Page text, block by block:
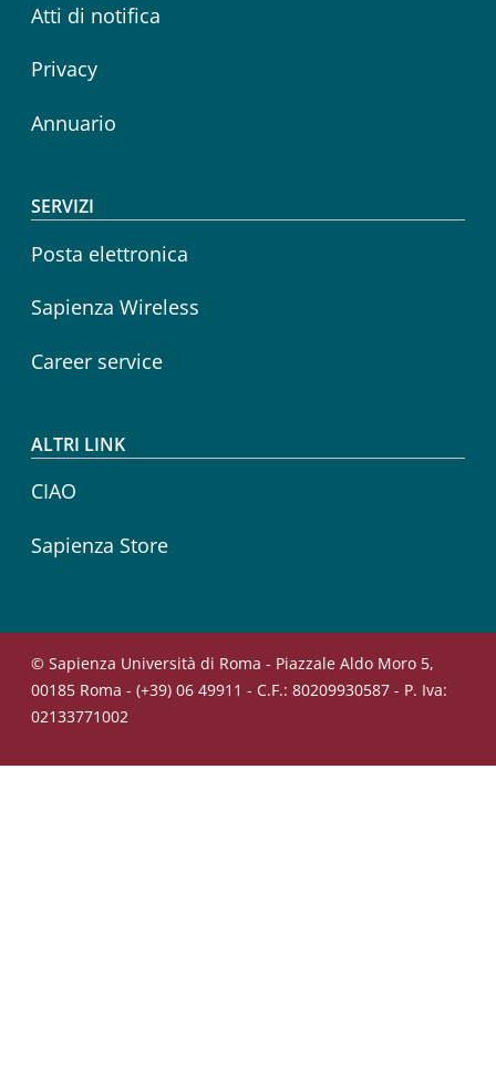
Atti di notifica
Privacy
Annuario
SERVIZI
Posta elettronica
Sapienza Wireless
Career service
ALTRI LINK
CIAO
Sapienza Store
© Sapienza Università di Roma - Piazzale Aldo Moro 5,
00185 Roma - (+39) 06 49911 - C.F.: 80209930587 - P. Iva:
02133771002